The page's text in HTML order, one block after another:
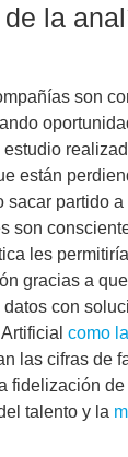
la
son
están
sacar partido
son
les
gracias a
con
como
las cifras de
fidelización
talento y la